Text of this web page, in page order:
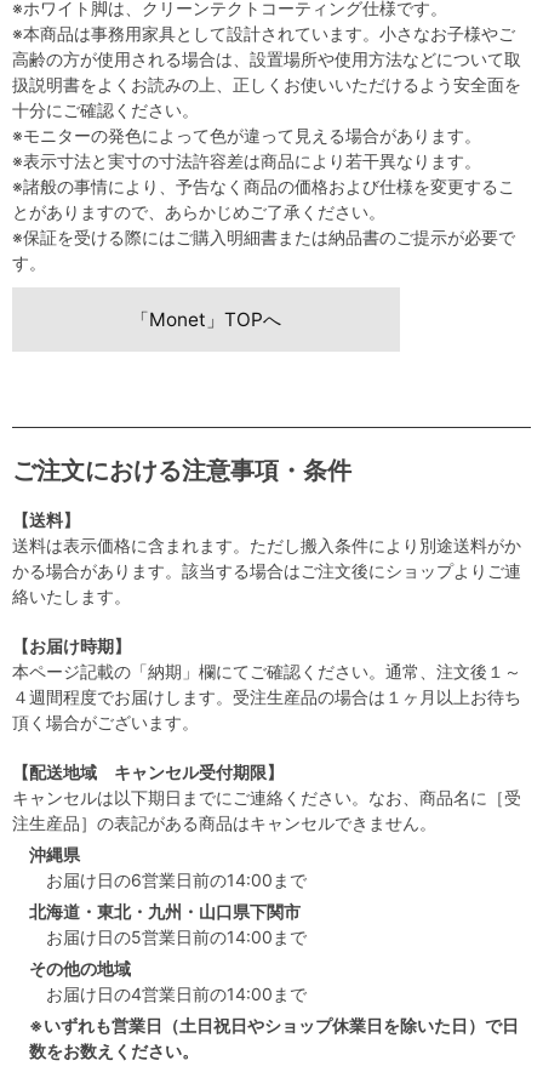
※ホワイト脚は、クリーンテクトコーティング仕様です。
※本商品は事務用家具として設計されています。小さなお子様やご
高齢の方が使用される場合は、設置場所や使用方法などについて取
扱説明書をよくお読みの上、正しくお使いいただけるよう安全面を
十分にご確認ください。
※モニターの発色によって色が違って見える場合があります。
※表示寸法と実寸の寸法許容差は商品により若干異なります。
※諸般の事情により、予告なく商品の価格および仕様を変更するこ
とがありますので、あらかじめご了承ください。
※保証を受ける際にはご購入明細書または納品書のご提示が必要で
す。
「Monet」TOPへ
ご注文における注意事項・条件
【送料】
送料は表示価格に含まれます。ただし搬入条件により別途送料がか
かる場合があります。該当する場合はご注文後にショップよりご連
絡いたします。
【お届け時期】
本ページ記載の「納期」欄にてご確認ください。通常、注文後１～
４週間程度でお届けします。受注生産品の場合は１ヶ月以上お待ち
頂く場合がございます。
【配送地域 キャンセル受付期限】
キャンセルは以下期日までにご連絡ください。なお、商品名に［受
注生産品］の表記がある商品はキャンセルできません。
沖縄県
お届け日の6営業日前の14:00まで
北海道・東北・九州・山口県下関市
お届け日の5営業日前の14:00まで
その他の地域
お届け日の4営業日前の14:00まで
※いずれも営業日（土日祝日やショップ休業日を除いた日）で日
数をお数えください。